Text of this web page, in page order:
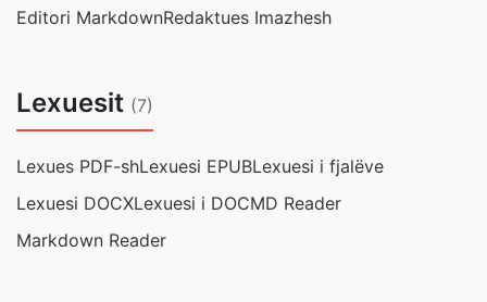
Editori MarkdownRedaktues Imazhesh
Lexuesit (7)
Lexues PDF-shLexuesi EPUBLexuesi i fjalëve
Lexuesi DOCXLexuesi i DOCMD Reader
Markdown Reader